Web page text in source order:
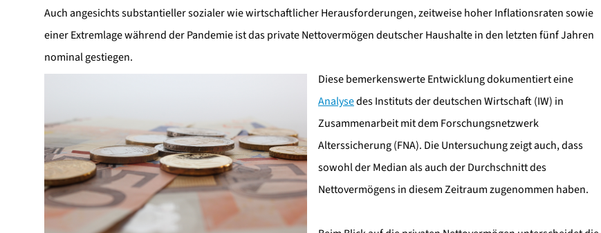
Auch angesichts substantieller sozialer wie wirtschaftlicher Herausforderungen, zeitweise hoher Inflationsraten sowie
einer Extremlage während der Pandemie ist das private Nettovermögen deutscher Haushalte in den letzten fünf Jahren
nominal gestiegen.
Diese bemerkenswerte Entwicklung dokumentiert eine
Analysedes Instituts der deutschen Wirtschaft (IW) in
Zusammenarbeit mit dem Forschungsnetzwerk
Alterssicherung (FNA). Die Untersuchung zeigt auch, dass
sowohl der Median als auch der Durchschnitt des
Nettovermögens in diesem Zeitraum zugenommen haben.